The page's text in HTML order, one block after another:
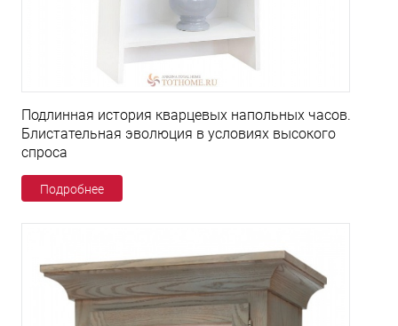
Подлинная история кварцевых напольных часов.
Блистательная эволюция в условиях высокого
спроса
Подробнее